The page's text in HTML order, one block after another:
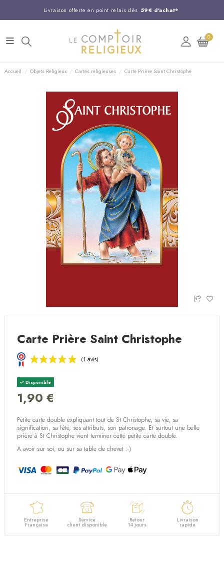
Livraison offerte en point relais dès 59€ d'achat*
Entreprise Française familiale
Support client disponible au 03 20 24 74 15
Commandez avant 14H, expédition le jour même !
0
Accueil Objets Religieux Cartes religieuses Carte Prière Saint Christophe
Carte Prière Saint Christophe
(1 avis)
Disponible
1,90 €
Petite carte double expliquant tout de St Christophe, sa vie, sa
signification, sa fête, ses attributs, son patronage. Et surtout une belle
prière à St Christophe vient terminer cette petite carte double.
A avoir sur soi, ou sur sa table de chevet :-)
Entreprise
Française
Service
client disponible
Retour
14 jours
Livraison
rapide